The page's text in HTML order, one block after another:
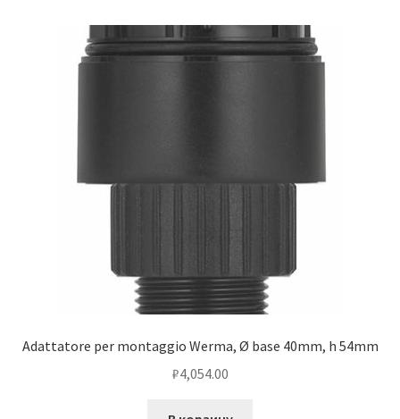
Adattatore per montaggio Werma, Ø base 40mm, h 54mm
₽4,054.00